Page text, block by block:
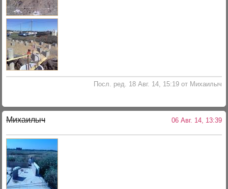
Посл. ред. 18 Авг. 14, 15:19 от Михаилыч
Михаилыч 06 Авг. 14, 13:39